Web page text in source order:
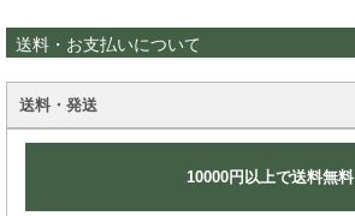
送料・お支払いについて
送料・発送
10000円以上で送料無料